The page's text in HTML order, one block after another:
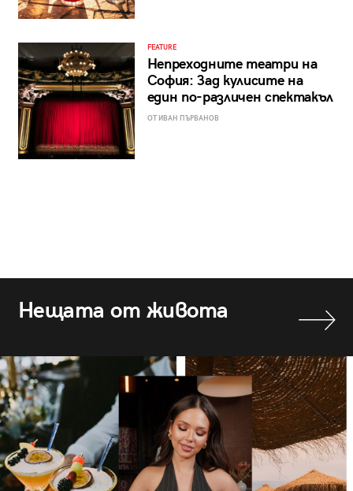
FEATURE
Непреходните театри на
София: Зад кулисите на
един по-различен спектакъл
ОТ ИВАН ПЪРВАНОВ
Нещата от живота